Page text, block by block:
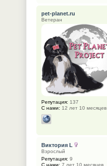
pet-planet.ru
Ветеран
Репутация: 137
С нами: 12 лет 10 месяцев
Виктория L
Взрослый
Репутация: 9
С нами: 7 лет 10 месяцев